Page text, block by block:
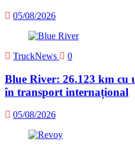
05/08/2026
TruckNews 0
Blue River: 26.123 km cu
în transport internațional
05/08/2026